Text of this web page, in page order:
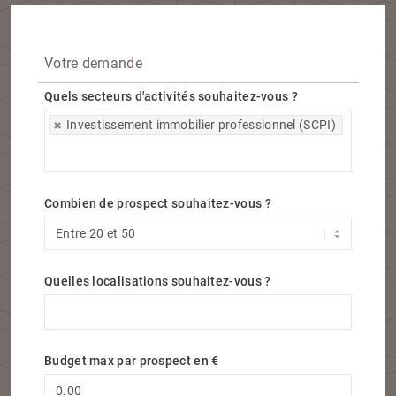
Votre demande
Quels secteurs d'activités souhaitez-vous ?
Investissement immobilier professionnel (SCPI)
Quels secteurs d'activités souhaitez-vous ?
Combien de prospect souhaitez-vous ?
Quelles localisations souhaitez-vous ?
Budget max par prospect en €